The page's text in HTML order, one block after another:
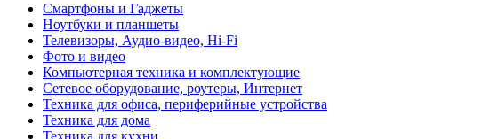
Смартфоны и Гаджеты
Ноутбуки и планшеты
Телевизоры, Аудио-видео, Hi-Fi
Фото и видео
Компьютерная техника и комплектующие
Cетевое оборудование, роутеры, Интернет
Техника для офиса, периферийные устройства
Техника для дома